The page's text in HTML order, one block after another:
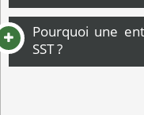
Pourquoi une
SST ?